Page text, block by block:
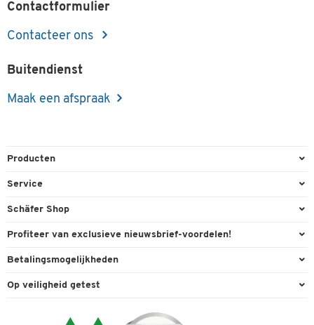
Contactformulier
Contacteer ons
Buitendienst
Maak een afspraak
Producten
Kantoorbenodigdheden
Milieutechniek
Reiniging & hygiëne
Service
Bestelling herroepen
Inkt & Toner
Schäfer Shop
Algemene voorwaarden
Online catalogi
Profiteer van exclusieve nieuwsbrief-voordelen!
Welkomstgeschenk
Expertise
Betalingsmogelijkheden
Paypal
Op veiligheid getest